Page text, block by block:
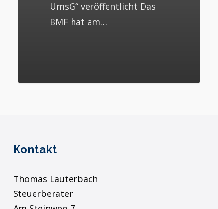
UmsG“ veröffentlicht Das
BMF hat am…
Kontakt
Thomas Lauterbach
Steuerberater